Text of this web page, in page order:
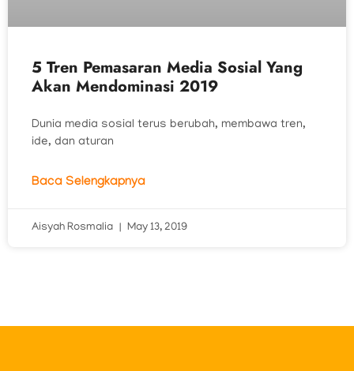
5 Tren Pemasaran Media Sosial Yang
Akan Mendominasi 2019
Dunia media sosial terus berubah, membawa tren,
ide, dan aturan
Baca Selengkapnya
Aisyah Rosmalia May 13, 2019